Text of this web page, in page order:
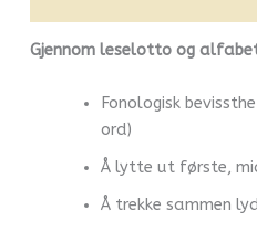
Gjennom leselotto og
Fonologisk
ord)
Å lytte ut første,
Å trekke sammen